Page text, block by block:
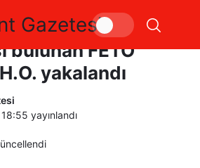
Gazetesi
7 yıl 6 ay
bulunan FETÖ
yakalandı
yayınlandı